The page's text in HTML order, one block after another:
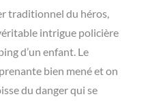
traditionnel du héros,
intrigue policière
d’un enfant. Le
bien mené et on
du danger qui se